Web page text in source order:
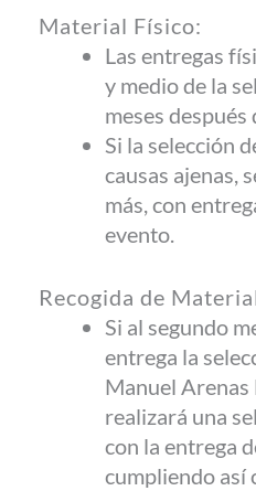
Material Físico:
Las entregas
y medio de la
meses después
Si la selección
causas ajenas,
más, con
evento.
Recogida de
Si al segundo
entrega la
Manuel
realizará una
con la entrega
cumpliendo así